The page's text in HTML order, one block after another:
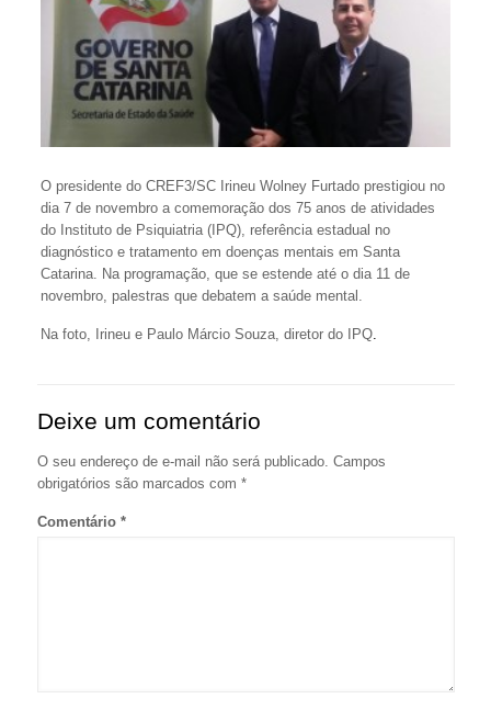
O presidente do CREF3/SC Irineu Wolney Furtado prestigiou no
dia 7 de novembro a comemoração dos 75 anos de atividades
do Instituto de Psiquiatria (IPQ), referência estadual no
diagnóstico e tratamento em doenças mentais em Santa
Catarina. Na programação, que se estende até o dia 11 de
novembro, palestras que debatem a saúde mental.
Na foto, Irineu e Paulo Márcio Souza, diretor do IPQ.
Deixe um comentário
O seu endereço de e-mail não será publicado. Campos
obrigatórios são marcados com *
Comentário *